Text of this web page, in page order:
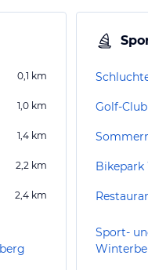
0,1 km
1,0 km
1,4 km
2,2 km
2,4 km
Golf-
Sport-